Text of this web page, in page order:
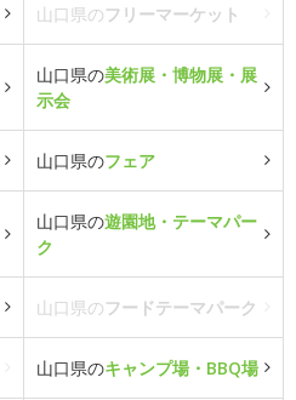
山口県のフリーマーケット
山口県の美術展・博物展・展
示会
山口県のフェア
山口県の遊園地・テーマパー
ク
山口県のフードテーマパーク
山口県のキャンプ場・BBQ場